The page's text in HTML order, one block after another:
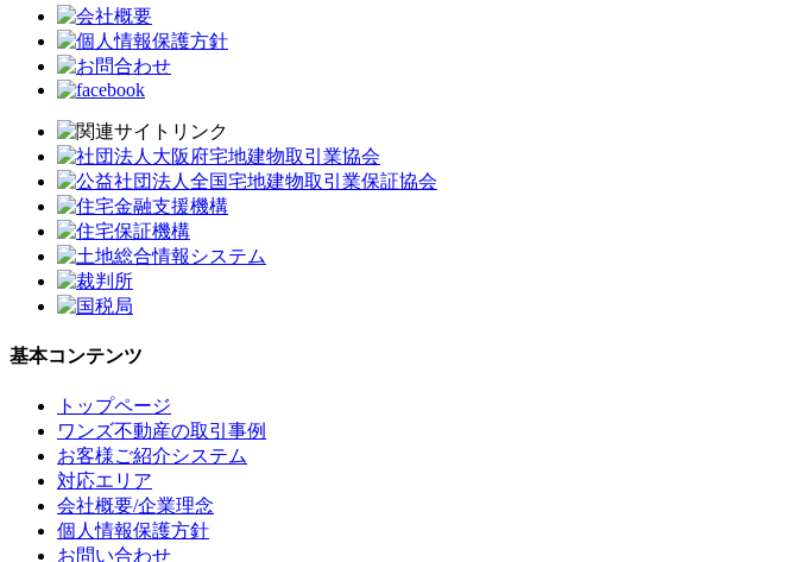
基本コンテンツ
トップページ
ワンズ不動産の取引事例
お客様ご紹介システム
対応エリア
会社概要/企業理念
個人情報保護方針
お問い合わせ